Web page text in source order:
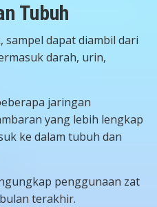
Tubuh
dapat diambil dari
darah, urin,
jaringan
yang lebih lengkap
ke dalam tubuh dan
penggunaan zat
terakhir.